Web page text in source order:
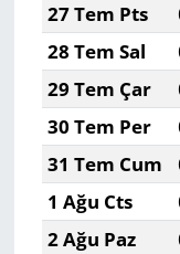
27 Tem Pts
28 Tem Sal
29 Tem Çar
30 Tem Per
31 Tem Cum
1 Ağu Cts
2 Ağu Paz